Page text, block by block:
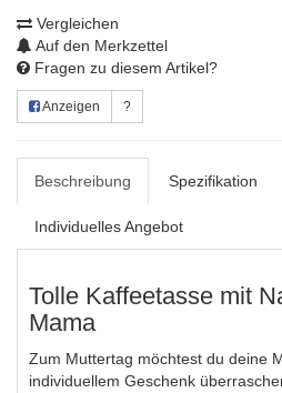
Vergleichen
Auf den Merkzettel
Fragen zu diesem Artikel?
Anzeigen ?
Beschreibung Spezifikation
Individuelles Angebot
Tolle Kaffeetasse mit
Mama
Zum Muttertag möchtest du deine
individuellem Geschenk